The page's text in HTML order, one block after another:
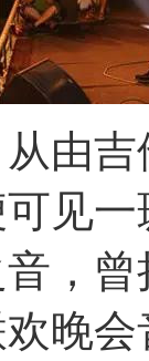
由
见
，
晚